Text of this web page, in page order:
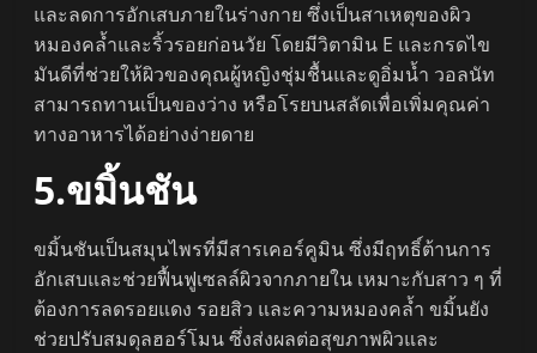
และลดการอักเสบภายในร่างกาย ซึ่งเป็นสาเหตุของผิว
หมองคล้ำและริ้วรอยก่อนวัย โดยมีวิตามิน E และกรดไข
มันดีที่ช่วยให้ผิวของคุณผู้หญิงชุ่มชื้นและดูอิ่มน้ำ วอลนัท
สามารถทานเป็นของว่าง หรือโรยบนสลัดเพื่อเพิ่มคุณค่า
ทางอาหารได้อย่างง่ายดาย
5.ขมิ้นชัน
ขมิ้นชันเป็นสมุนไพรที่มีสารเคอร์คูมิน ซึ่งมีฤทธิ์ต้านการ
อักเสบและช่วยฟื้นฟูเซลล์ผิวจากภายใน เหมาะกับสาว ๆ ที่
ต้องการลดรอยแดง รอยสิว และความหมองคล้ำ ขมิ้นยัง
ช่วยปรับสมดุลฮอร์โมน ซึ่งส่งผลต่อสุขภาพผิวและ